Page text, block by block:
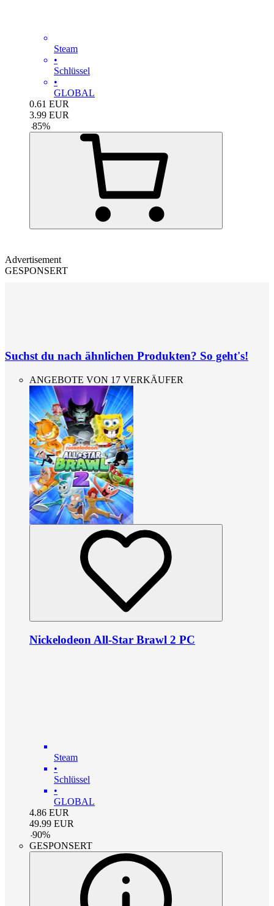
Steam
•
Schlüssel
•
GLOBAL
0.61 EUR
3.99 EUR
-85%
Advertisement
GESPONSERT
Suchst du nach ähnlichen Produkten? So geht's!
ANGEBOTE VON 17 VERKÄUFER
Nickelodeon All-Star Brawl 2 PC
Steam
•
Schlüssel
•
GLOBAL
4.86 EUR
49.99 EUR
-90%
GESPONSERT